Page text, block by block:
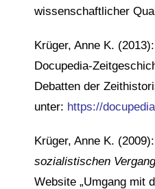
wissenschaftlicher
Krüger, Anne K. (2013):
Docupedia-
Debatten der
unter: https://
Krüger, Anne K. (2009):
sozialistischen
Website „Umgang mit